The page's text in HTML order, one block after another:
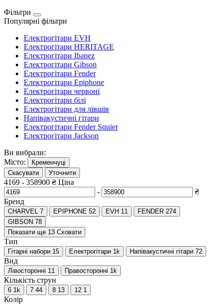
Фільтри
Популярні фільтри
Електрогітари EVH
Електрогітари HERITAGE
Електрогітари Ibanez
Електрогітари Gibson
Електрогітари Fender
Електрогітари Epiphone
Електрогітари червоні
Електрогітари білі
Електрогітари для лівшів
Напівакустичні гітари
Електрогітари Fender Squier
Електрогітари Jackson
Ви вибрали:
Місто:
Кременчуці
Скасувати
Уточнити
4169 - 358900 ₴ Ціна
-
₴
Бренд
CHARVEL 7 EPIPHONE 52 EVH 11 FENDER 274
GIBSON 78
Показати ще 13 Сховати
Тип
Гітарні набори 15 Електрогітари 1 k Напівакустичні гітари 72
Вид
Лівосторонні 11 Правосторонні 1 k
Кількість струн
6 1 k 7 44 8 13 12 1
Колір